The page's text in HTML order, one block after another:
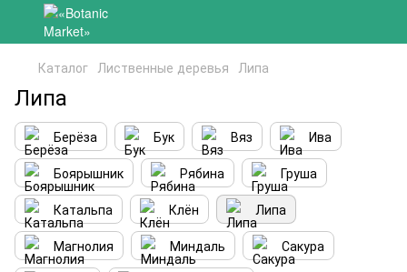
Каталог Лиственные деревья Липа
Липа
Берёза Бук Вяз
Ива
Боярышник
Рябина
Груша
Катальпа
Клён
Липа
Магнолия
Миндаль
Сакура